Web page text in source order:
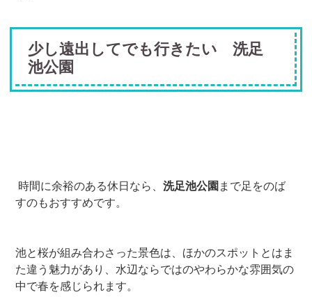
少し遠出してでも行きたい 洗足
池公園
時間に余裕のある休日なら、洗足池公園 まで足をのば
すのもおすすめです。
池と桜が組み合わさった景色は、ほかのスポットとはま
た違う魅力があり、水辺ならではのやわらかな雰囲気の
中で春を感じられます。